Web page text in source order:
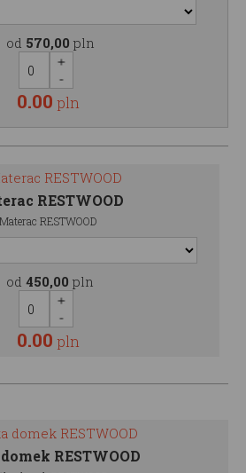
od 570,00 pln
0.00 pln
RESTWOOD
Materac RESTWOOD
od 450,00 pln
0.00 pln
RESTWOOD